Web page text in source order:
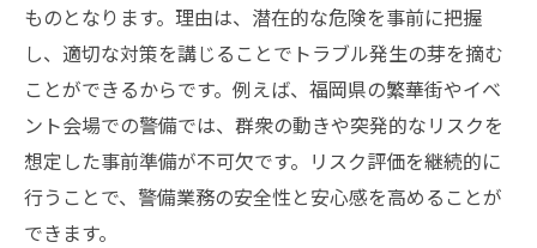
ものとなります。理由は、潜在的な危険を事前に把握
し、適切な対策を講じることでトラブル発生の芽を摘む
ことができるからです。例えば、福岡県の繁華街やイベ
ント会場での警備では、群衆の動きや突発的なリスクを
想定した事前準備が不可欠です。リスク評価を継続的に
行うことで、警備業務の安全性と安心感を高めることが
できます。